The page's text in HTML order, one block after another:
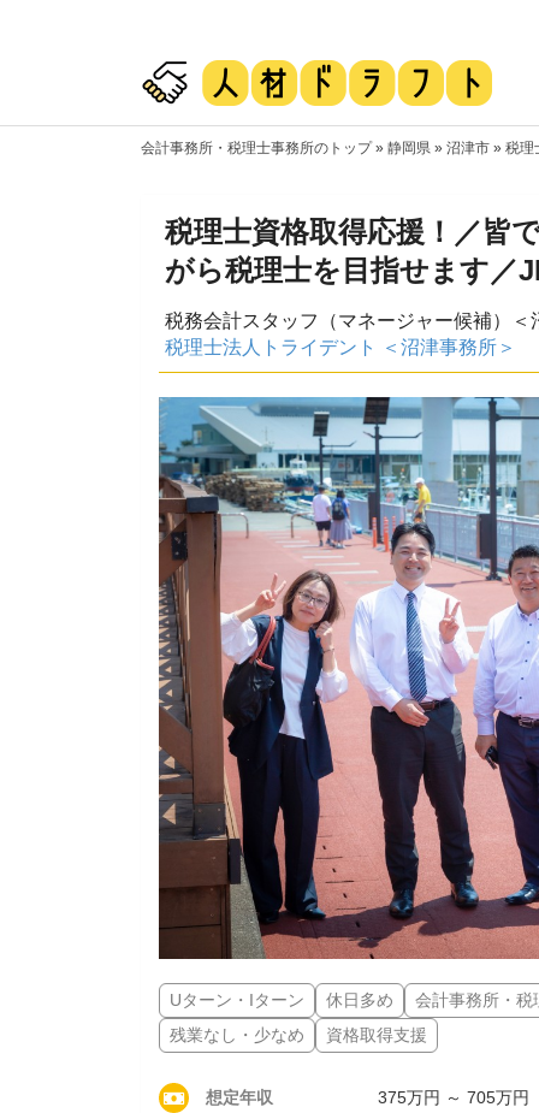
会計事務所・税理士事務所のトップ» 静岡県 » 沼津市 » 税理
税理士資格取得応援！／皆
がら税理士を目指せます／
税務会計スタッフ（マネージャー候補）＜
税理士法人トライデント ＜沼津事務所＞
Uターン・Iターン 休日多め
会計事務所・税
残業なし・少なめ
資格取得支援
想定年収 375万円 ～ 705万円